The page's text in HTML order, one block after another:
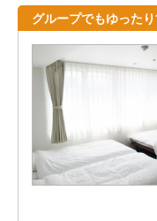
グループでもゆった